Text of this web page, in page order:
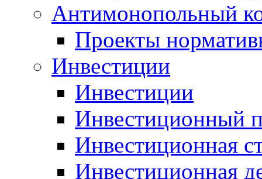
Антимонопольный
Проекты
Инвестиции
Инвестиции
Инвестиционный
Инвестиционная
Инвестиционная